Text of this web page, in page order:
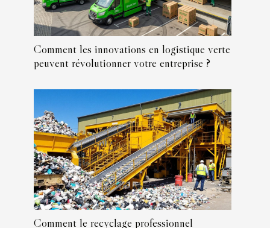
Comment les innovations en logistique verte
peuvent révolutionner votre entreprise ?
Comment le recyclage professionnel